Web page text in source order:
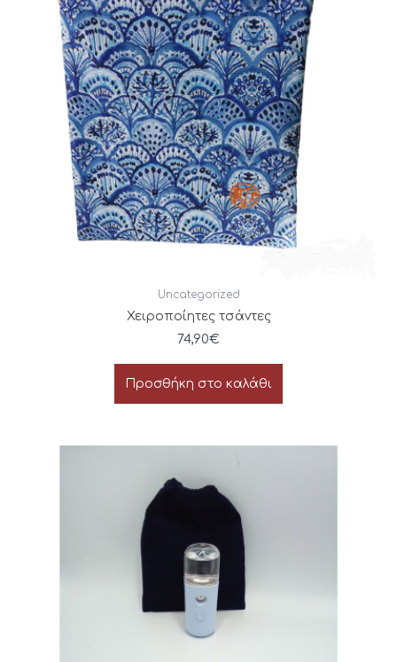
Uncategorized
Χειροποίητες τσάντες
74,90€
Προσθήκη στο καλάθι